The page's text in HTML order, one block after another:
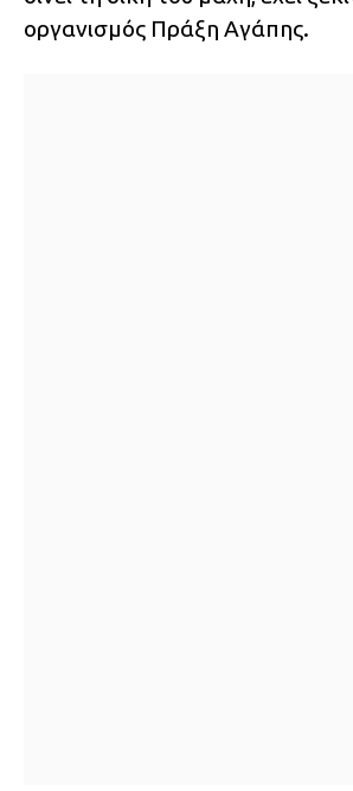
οργανισμός Πράξη Αγάπης.